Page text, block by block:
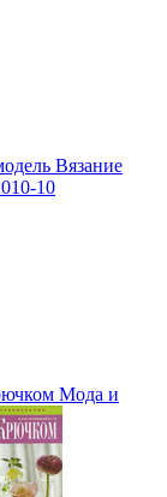
Вязание
10
Мода и